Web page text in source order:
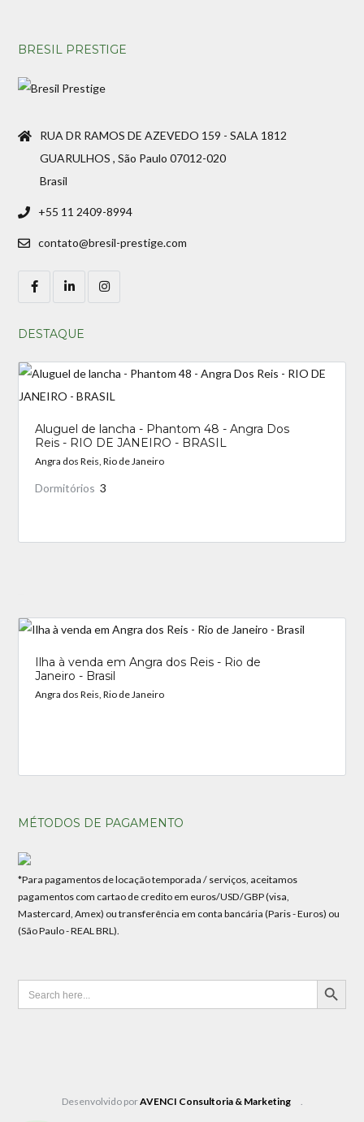
BRESIL PRESTIGE
RUA DR RAMOS DE AZEVEDO 159 - SALA 1812
GUARULHOS , São Paulo 07012-020
Brasil
+55 11 2409-8994
contato@bresil-prestige.com
DESTAQUE
Aluguel de lancha - Phantom 48 - Angra Dos
Reis - RIO DE JANEIRO - BRASIL
Angra dos Reis, Rio de Janeiro
Dormitórios 3
Ilha à venda em Angra dos Reis - Rio de
Janeiro - Brasil
Angra dos Reis, Rio de Janeiro
MÉTODOS DE PAGAMENTO
*Para pagamentos de locação temporada / serviços, aceitamos
pagamentos com cartao de credito em euros/USD/GBP (visa,
Mastercard, Amex) ou transferência em conta bancária (Paris - Euros) ou
(São Paulo - REAL BRL).
Search
for:
SEARCH BUTTON
Desenvolvido porAVENCI Consultoria & Marketing